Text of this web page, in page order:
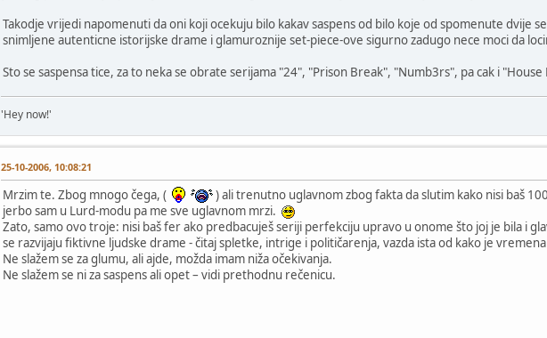
Takodje vrijedi napomenuti da oni koji ocekuju bilo kakav saspens od bilo koje od spomenute dvije
snimljene autenticne istorijske drame i glamuroznije set-piece-ove sigurno zadugo nece moci da
Sto se saspensa tice, za to neka se obrate serijama "24", "Prison Break", "Numb3rs", pa cak i
'Hey now!'
25-10-2006, 10:08:21
Mrzim te. Zbog mnogo čega, (
) ali trenutno uglavnom zbog fakta da slutim kako nisi baš
jerbo sam u Lurd-modu pa me sve uglavnom mrzi.
Zato, samo ovo troje: nisi baš fer ako predbacuješ seriji perfekciju upravo u onome što joj je bila i
se razvijaju fiktivne ljudske drame - čitaj spletke, intrige i političarenja, vazda ista od kako je
Ne slažem se za glumu, ali ajde, možda imam niža očekivanja.
Ne slažem se ni za saspens ali opet – vidi prethodnu rečenicu.